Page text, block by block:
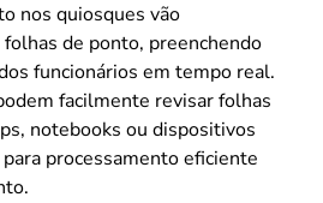
nos quiosques vão
de ponto, preenchendo
funcionários em tempo real.
facilmente revisar folhas
notebooks ou dispositivos
processamento eficiente